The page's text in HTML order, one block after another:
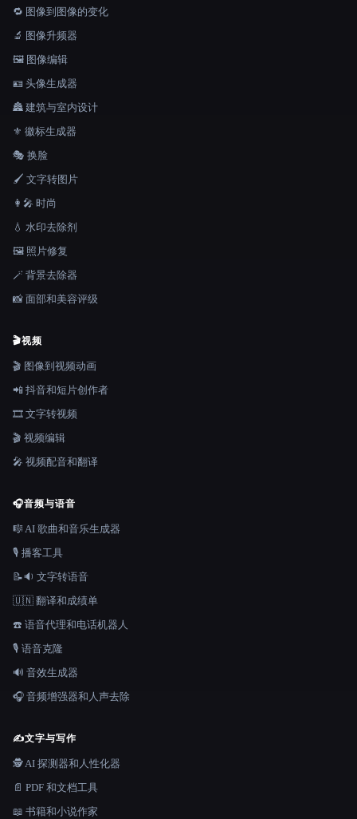
🔁 图像到图像的变化
🔬 图像升频器
🖼️ 图像编辑
🪪 头像生成器
🏯 建筑与室内设计
⚜️ 徽标生成器
🎭 换脸
🖌️ 文字转图片
👩‍🎤 时尚
💧 水印去除剂
🖼️ 照片修复
🪄 背景去除器
📸 面部和美容评级
🎬视频
🎬 图像到视频动画
📲 抖音和短片创作者
🎞️ 文字转视频
🎬 视频编辑
🎤 视频配音和翻译
🎧音频与语音
🎼 AI 歌曲和音乐生成器
🎙️ 播客工具
📝🔉 文字转语音
🇺🇳 翻译和成绩单
☎️ 语音代理和电话机器人
🎙️ 语音克隆
🔊 音效生成器
🎧 音频增强器和人声去除
✍️文字与写作
🕵️ AI 探测器和人性化器
📄 PDF 和文档工具
📖 书籍和小说作家